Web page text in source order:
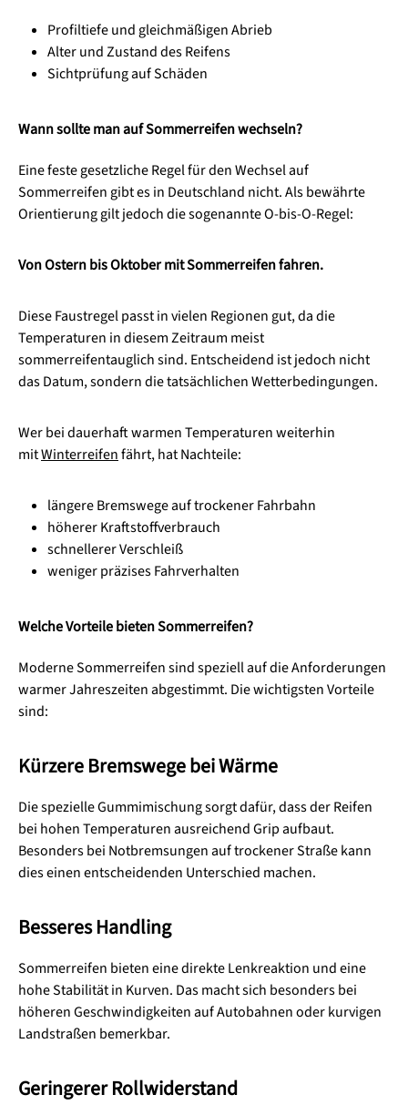
Profiltiefe und gleichmäßigen Abrieb
Alter und Zustand des Reifens
Sichtprüfung auf Schäden
Wann sollte man auf Sommerreifen wechseln?
Eine feste gesetzliche Regel für den Wechsel auf
Sommerreifen gibt es in Deutschland nicht. Als bewährte
Orientierung gilt jedoch die sogenannte O-bis-O-Regel:
Von Ostern bis Oktober mit Sommerreifen fahren.
Diese Faustregel passt in vielen Regionen gut, da die
Temperaturen in diesem Zeitraum meist
sommerreifentauglich sind. Entscheidend ist jedoch nicht
das Datum, sondern die tatsächlichen Wetterbedingungen.
Wer bei dauerhaft warmen Temperaturen weiterhin
mitWinterreifenfährt, hat Nachteile:
längere Bremswege auf trockener Fahrbahn
höherer Kraftstoffverbrauch
schnellerer Verschleiß
weniger präzises Fahrverhalten
Welche Vorteile bieten Sommerreifen?
Moderne Sommerreifen sind speziell auf die Anforderungen
warmer Jahreszeiten abgestimmt. Die wichtigsten Vorteile
sind:
Kürzere Bremswege bei Wärme
Die spezielle Gummimischung sorgt dafür, dass der Reifen
bei hohen Temperaturen ausreichend Grip aufbaut.
Besonders bei Notbremsungen auf trockener Straße kann
dies einen entscheidenden Unterschied machen.
Besseres Handling
Sommerreifen bieten eine direkte Lenkreaktion und eine
hohe Stabilität in Kurven. Das macht sich besonders bei
höheren Geschwindigkeiten auf Autobahnen oder kurvigen
Landstraßen bemerkbar.
Geringerer Rollwiderstand